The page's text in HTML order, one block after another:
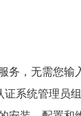
务，无需您输
系统管理员